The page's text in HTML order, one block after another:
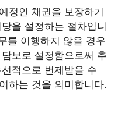
정인 채권을 보장하기
을 설정하는 절차입니
를 이행하지 않을 경우
보로 설정함으로써 추
적으로 변제받을 수
하는 것을 의미합니다.